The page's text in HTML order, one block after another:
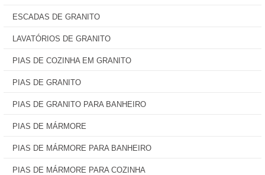
ESCADAS DE GRANITO
LAVATÓRIOS DE GRANITO
PIAS DE COZINHA EM GRANITO
PIAS DE GRANITO
PIAS DE GRANITO PARA BANHEIRO
PIAS DE MÁRMORE
PIAS DE MÁRMORE PARA BANHEIRO
PIAS DE MÁRMORE PARA COZINHA